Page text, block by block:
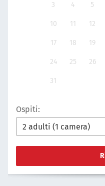
3 4 5
10 11 12
17 18 19
24 25 26
31
Ospiti: